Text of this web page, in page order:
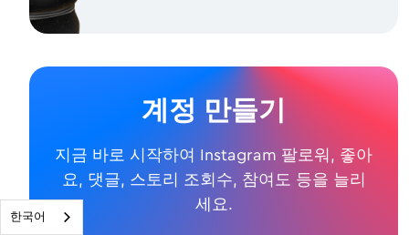
계정 만들기
지금 바로 시작하여 Instagram 팔로워, 좋아
요, 댓글, 스토리 조회수, 참여도 등을 늘리
세요.
한국어